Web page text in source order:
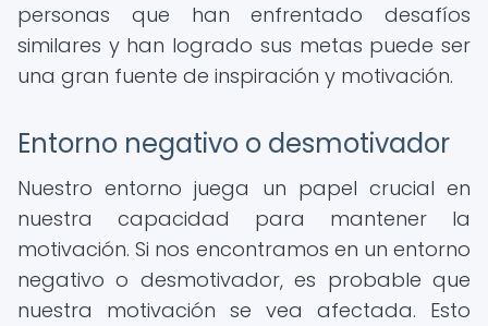
personas que han enfrentado desafíos
similares y han logrado sus metas puede ser
una gran fuente de inspiración y motivación.
Entorno negativo o desmotivador
Nuestro entorno juega un papel crucial en
nuestra capacidad para mantener la
motivación. Si nos encontramos en un entorno
negativo o desmotivador, es probable que
nuestra motivación se vea afectada. Esto